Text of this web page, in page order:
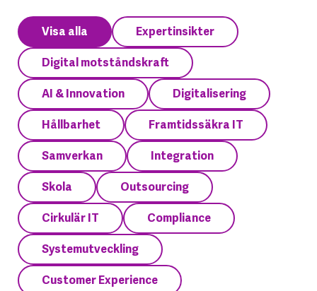
Visa alla Expertinsikter
Digital motståndskraft
AI & Innovation Digitalisering
Hållbarhet Framtidssäkra IT
Samverkan Integration
Skola Outsourcing
Cirkulär IT Compliance
Systemutveckling
Customer Experience